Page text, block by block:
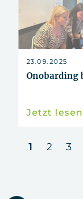
23.09.2025
Onobarding
Jetzt lesen
1 2 3